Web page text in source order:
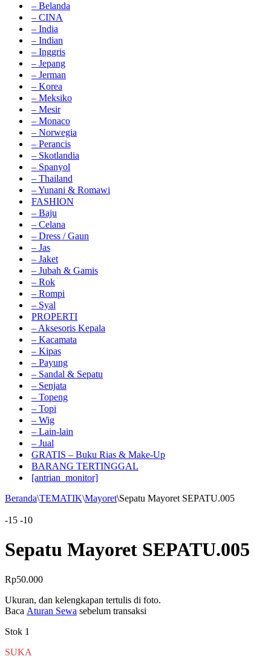
– Belanda
– CINA
– India
– Indian
– Inggris
– Jepang
– Jerman
– Korea
– Meksiko
– Mesir
– Monaco
– Norwegia
– Perancis
– Skotlandia
– Spanyol
– Thailand
– Yunani & Romawi
FASHION
– Baju
– Celana
– Dress / Gaun
– Jas
– Jaket
– Jubah & Gamis
– Rok
– Rompi
– Syal
PROPERTI
– Aksesoris Kepala
– Kacamata
– Kipas
– Payung
– Sandal & Sepatu
– Senjata
– Topeng
– Topi
– Wig
– Lain-lain
– Jual
GRATIS – Buku Rias & Make-Up
BARANG TERTINGGAL
[antrian_monitor]
Beranda\TEMATIK\Mayoret\Sepatu Mayoret SEPATU.005
-15 -10
Sepatu Mayoret SEPATU.005
Rp50.000
Ukuran, dan kelengkapan tertulis di foto.
Baca Aturan Sewa sebelum transaksi
Stok 1
SUKA